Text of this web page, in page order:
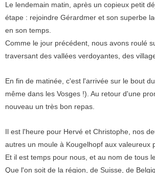
Le lendemain matin, après un copieux petit
étape : rejoindre Gérardmer et son superbe
en son temps.
Comme le jour précédent, nous avons roulé
traversant des vallées verdoyantes, des
En fin de matinée, c'est l'arrivée sur le bout
même dans les Vosges !). Au retour d'une
nouveau un très bon repas.
Il est l'heure pour Hervé et Christophe, nos
autres un moule à Kougelhopf aux valeureux
Et il est temps pour nous, et au nom de tous
Que l'on soit de la région, de Suisse, de